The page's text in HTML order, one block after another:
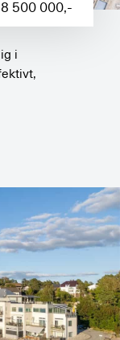
500 000,-
i